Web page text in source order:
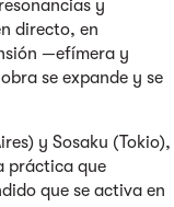
y
directo, en
—efímera y
se expande y se
y Sosaku (Tokio),
práctica que
que se activa en